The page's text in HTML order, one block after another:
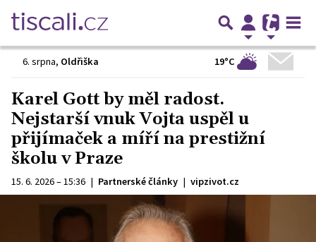
6. srpna, Oldřiška 19°C
Karel Gott by měl radost.
Nejstarší vnuk Vojta uspěl u
přijímaček a míří na prestižní
školu v Praze
15. 6. 2026 – 15:36 | Partnerské články | vipzivot.cz